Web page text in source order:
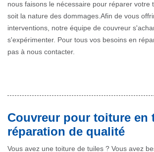
nous faisons le nécessaire pour réparer votre
soit la nature des dommages.Afin de vous
interventions, notre équipe de couvreur
s'expérimenter. Pour tous vos besoins en
pas à nous contacter.
Couvreur pour toiture en
réparation de qualité
Vous avez une toiture de tuiles ? Vous avez